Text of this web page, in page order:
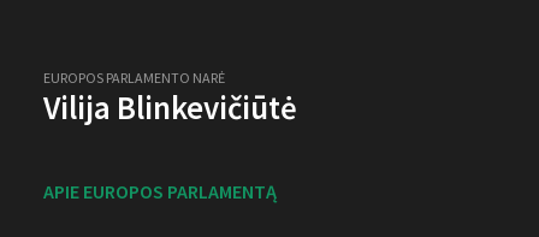
EUROPOS PARLAMENTO NARĖ
Vilija Blinkevičiūtė
APIE EUROPOS PARLAMENTĄ